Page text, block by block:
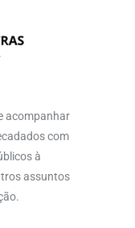
acompanhar
com
à
assuntos